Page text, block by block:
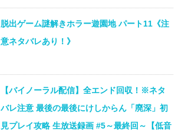
脱出ゲーム謎解きホラー遊園地 パート11《注
意ネタバレあり！》
【バイノーラル配信】全エンド回収！※ネタ
バレ注意 最後の最後にけしからん「廃深」初
見プレイ攻略 生放送録画 #5～最終回～【低音